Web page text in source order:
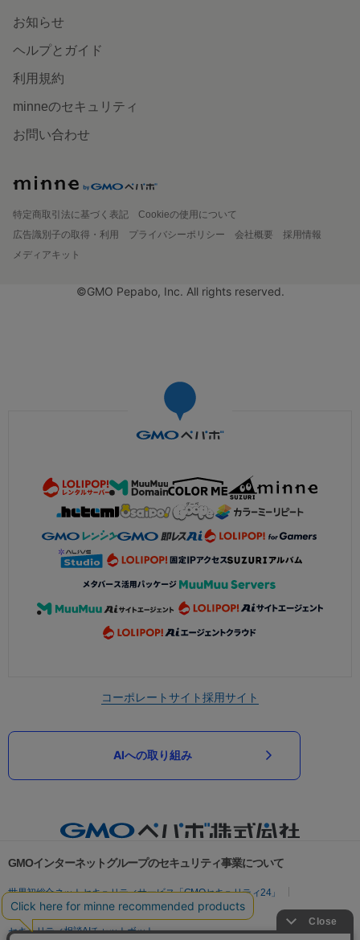
お知らせ
ヘルプとガイド
利用規約
minneのセキュリティ
お問い合わせ
特定商取引法に基づく表記
Cookieの使用について
広告識別子の取得・利用
プライバシーポリシー 会社概要
採用情報
メディアキット
©GMO Pepabo, Inc. All rights reserved.
コーポレートサイト採用サイト
AIへの取り組み
GMOインターネットグループのセキュリティ事業について
世界初総合ネットセキュリティサービス「GMOセキュリティ24」
パスワード漏洩診断
Webサイトリスク診断
セキュリティ相談AIチャットボット